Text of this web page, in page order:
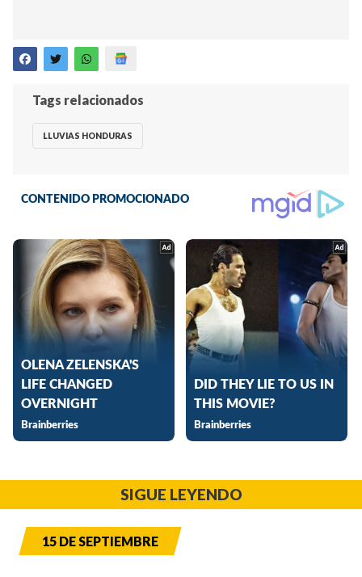
Tags relacionados
LLUVIAS HONDURAS
SIGUE LEYENDO
15 DE SEPTIEMBRE